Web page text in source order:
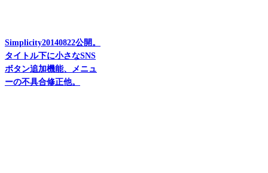
Simplicity20140822公開。
タイトル下に小さなSNS
ボタン追加機能、メニュ
ーの不具合修正他。